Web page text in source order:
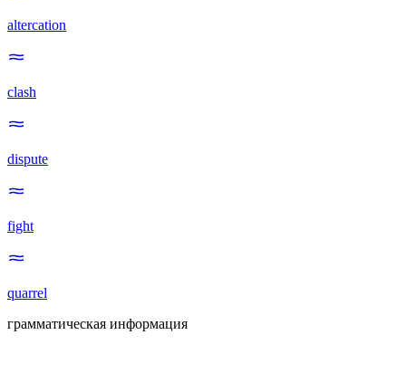
altercation
clash
dispute
fight
quarrel
грамматическая информация